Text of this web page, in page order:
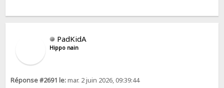
PadKidA
Hippo nain
Réponse #2691 le:mar. 2 juin 2026, 09:39:44